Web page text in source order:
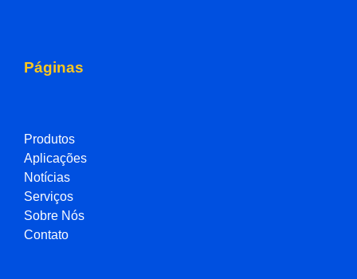
Páginas
Produtos
Aplicações
Notícias
Serviços
Sobre Nós
Contato